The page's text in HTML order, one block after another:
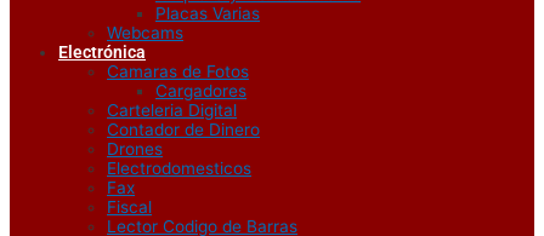
Placas Varias
Webcams
Electrónica
Camaras de Fotos
Cargadores
Carteleria Digital
Contador de Dinero
Drones
Electrodomesticos
Fax
Fiscal
Lector Codigo de Barras